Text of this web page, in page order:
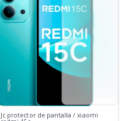
Jc protector de pantalla / xiaomi